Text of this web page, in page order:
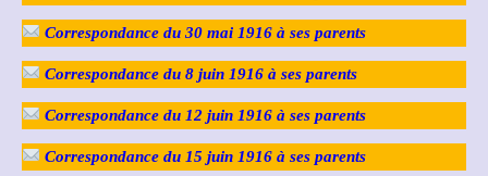
Correspondance du 30 mai 1916 à ses parents
Correspondance du 8 juin 1916 à ses parents
Correspondance du 12 juin 1916 à ses parents
Correspondance du 15 juin 1916 à ses parents